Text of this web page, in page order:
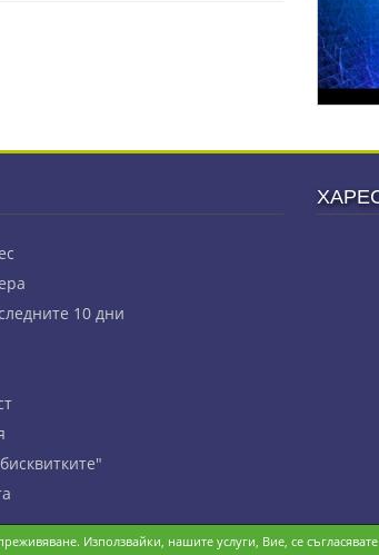
10 дни
Използвайки, нашите услуги, Вие, се съгласявате